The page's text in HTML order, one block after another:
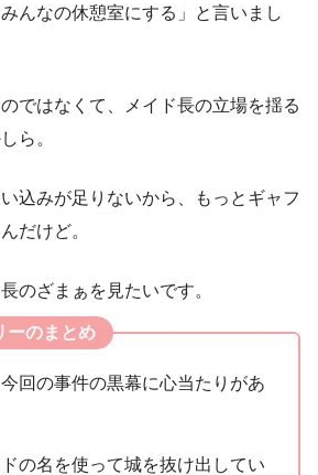
んなの休憩室にする」と言いまし
ではなくて、メイド長の立場を揺る
ら。
込みが足りないから、もっとギャフ
だけど。
のざまぁを見たいです。
ーのまとめ
今回の事件の黒幕に心当たりがあ
ドの名を使って城を抜け出してい